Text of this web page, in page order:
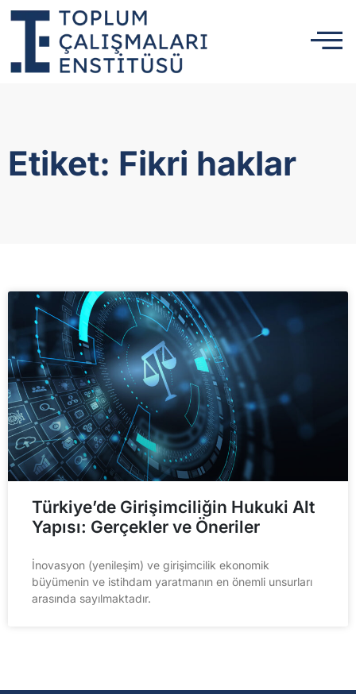
Etiket: Fikri haklar
Türkiye’de Girişimciliğin Hukuki Alt
Yapısı: Gerçekler ve Öneriler
İnovasyon (yenileşim) ve girişimcilik ekonomik
büyümenin ve istihdam yaratmanın en önemli unsurları
arasında sayılmaktadır.